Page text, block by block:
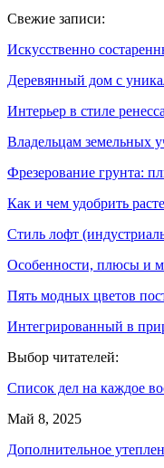
Свежие записи:
Искусственно
Деревянный дом с
Интерьер в стиле
Владельцам земельных
Фрезерование грунта:
Как и чем удобрить
Стиль лофт
Особенности, плюсы и
Пять модных цветов
Интегрированный в
Выбор читателей:
Список дел на каждое
Май 8, 2025
Дополнительное